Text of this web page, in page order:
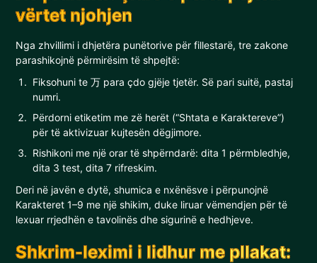
vërtet njohjen
Nga zhvillimi i dhjetëra punëtorive për fillestarë, tre zakone
parashikojnë përmirësim të shpejtë:
Fiksohuni te 万 para çdo gjëje tjetër. Së pari suitë, pastaj
numri.
Përdorni etiketim me zë herët (“Shtata e Karaktereve”)
për të aktivizuar kujtesën dëgjimore.
Rishikoni me një orar të shpërndarë: dita 1 përmbledhje,
dita 3 test, dita 7 rifreskim.
Deri në javën e dytë, shumica e nxënësve i përpunojnë
Karakteret 1–9 me një shikim, duke liruar vëmendjen për të
lexuar rrjedhën e tavolinës dhe sigurinë e hedhjeve.
Shkrim-leximi i lidhur me pllakat: